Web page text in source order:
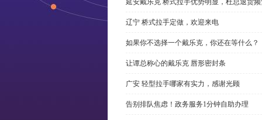
延安戴乐克 桥式拉手优势明显，杜总退货
辽宁 桥式拉手定做，欢迎来电
如果你不选择一个戴乐克，你还在等什么？
让谭总称心的戴乐克 唇形密封条
广安 轻型拉手哪家有实力，感谢光顾
告别排队焦虑！政务服务1分钟自助办理